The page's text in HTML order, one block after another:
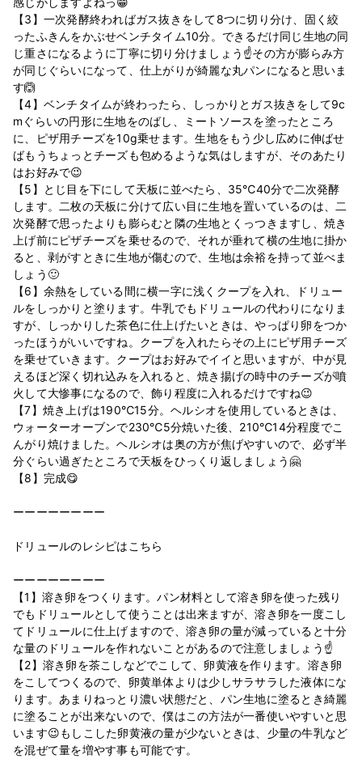
【3】一次発酵終わればガス抜きをして8つに切り分け、固く絞
ったふきんをかぶせベンチタイム10分。できるだけ同じ生地の同
じ重さになるように丁寧に切り分けましょう☝その方が膨らみ方
が同じぐらいになって、仕上がりが綺麗な丸パンになると思いま
す🙆
【4】ベンチタイムが終わったら、しっかりとガス抜きをして9c
mぐらいの円形に生地をのばし、ミートソースを塗ったところ
に、ピザ用チーズを10g乗せます。生地をもう少し広めに伸ばせ
ばもうちょっとチーズも包めるような気はしますが、そのあたり
はお好みで😉
【5】とじ目を下にして天板に並べたら、35℃40分で二次発酵
します。二枚の天板に分けて広い目に生地を置いているのは、二
次発酵で思ったよりも膨らむと隣の生地とくっつきますし、焼き
上げ前にピザチーズを乗せるので、それが垂れて横の生地に掛か
ると、剥がすときに生地が傷むので、生地は余裕を持って並べま
しょう🙂
【6】余熱をしている間に横一字に浅くクープを入れ、ドリュー
ルをしっかりと塗ります。牛乳でもドリュールの代わりになりま
すが、しっかりした茶色に仕上げたいときは、やっぱり卵をつか
ったほうがいいですね。クープを入れたらその上にピザ用チーズ
を乗せていきます。クープはお好みでイイと思いますが、中が見
えるほど深く切れ込みを入れると、焼き揚げの時中のチーズが噴
火して大惨事になるので、飾り程度に入れるだけですね😉
【7】焼き上げは190℃15分。ヘルシオを使用しているときは、
ウォーターオーブンで230℃5分焼いた後、210℃14分程度でこ
んがり焼けました。ヘルシオは奥の方が焦げやすいので、必ず半
分ぐらい過ぎたところで天板をひっくり返しましょう🤗
【8】完成😋
ーーーーーーーー
ドリュールのレシピはこちら
ーーーーーーーー
【1】溶き卵をつくります。パン材料として溶き卵を使った残り
でもドリュールとして使うことは出来ますが、溶き卵を一度こし
てドリュールに仕上げますので、溶き卵の量が減っていると十分
な量のドリュールを作れないことがあるので注意しましょう☝
【2】溶き卵を茶こしなどでこして、卵黄液を作ります。溶き卵
をこしてつくるので、卵黄単体よりは少しサラサラした液体にな
ります。あまりねっとり濃い状態だと、パン生地に塗るとき綺麗
に塗ることが出来ないので、僕はこの方法が一番使いやすいと思
います😉もしこした卵黄液の量が少ないときは、少量の牛乳など
を混ぜて量を増やす事も可能です。